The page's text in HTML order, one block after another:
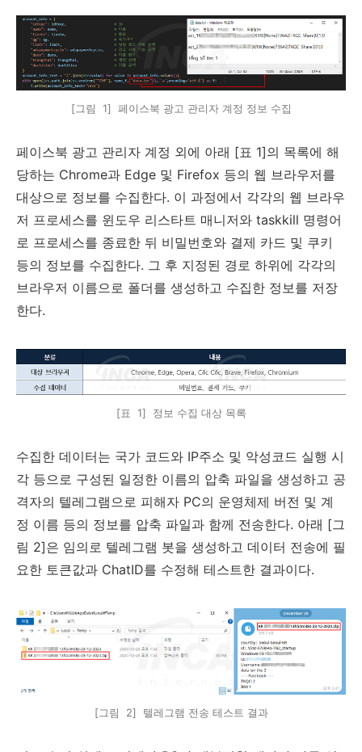
[그림 1] 페이스북 광고 관리자 계정 정보 수집
페이스북 광고 관리자 계정 외에 아래 [표 1]의 목록에 해
당하는 Chrome과 Edge 및 Firefox 등의 웹 브라우저를
대상으로 정보를 수집한다. 이 과정에서 각각의 웹 브라우
저 프로세스를 윈도우 리스타트 매니저와 taskkill 명령어
로 프로세스를 종료한 뒤 비밀번호와 결제 카드 및 쿠키
등의 정보를 수집한다. 그 후 지정된 경로 하위에 각각의
브라우저 이름으로 폴더를 생성하고 수집한 정보를 저장
한다.
[표 1] 정보 수집 대상 목록
수집한 데이터는 국가 코드와 IP주소 및 악성코드 실행 시
각 등으로 구성된 일정한 이름의 압축 파일을 생성하고 공
격자의 텔레그램으로 피해자 PC의 운영체제 버전 및 계
정 이름 등의 정보를 압축 파일과 함께 전송한다. 아래 [그
림 2]은 임의로 텔레그램 봇을 생성하고 데이터 전송에 필
요한 토큰값과 ChatID를 수정해 테스트한 결과이다.
[그림 2] 텔레그램 전송 테스트 결과